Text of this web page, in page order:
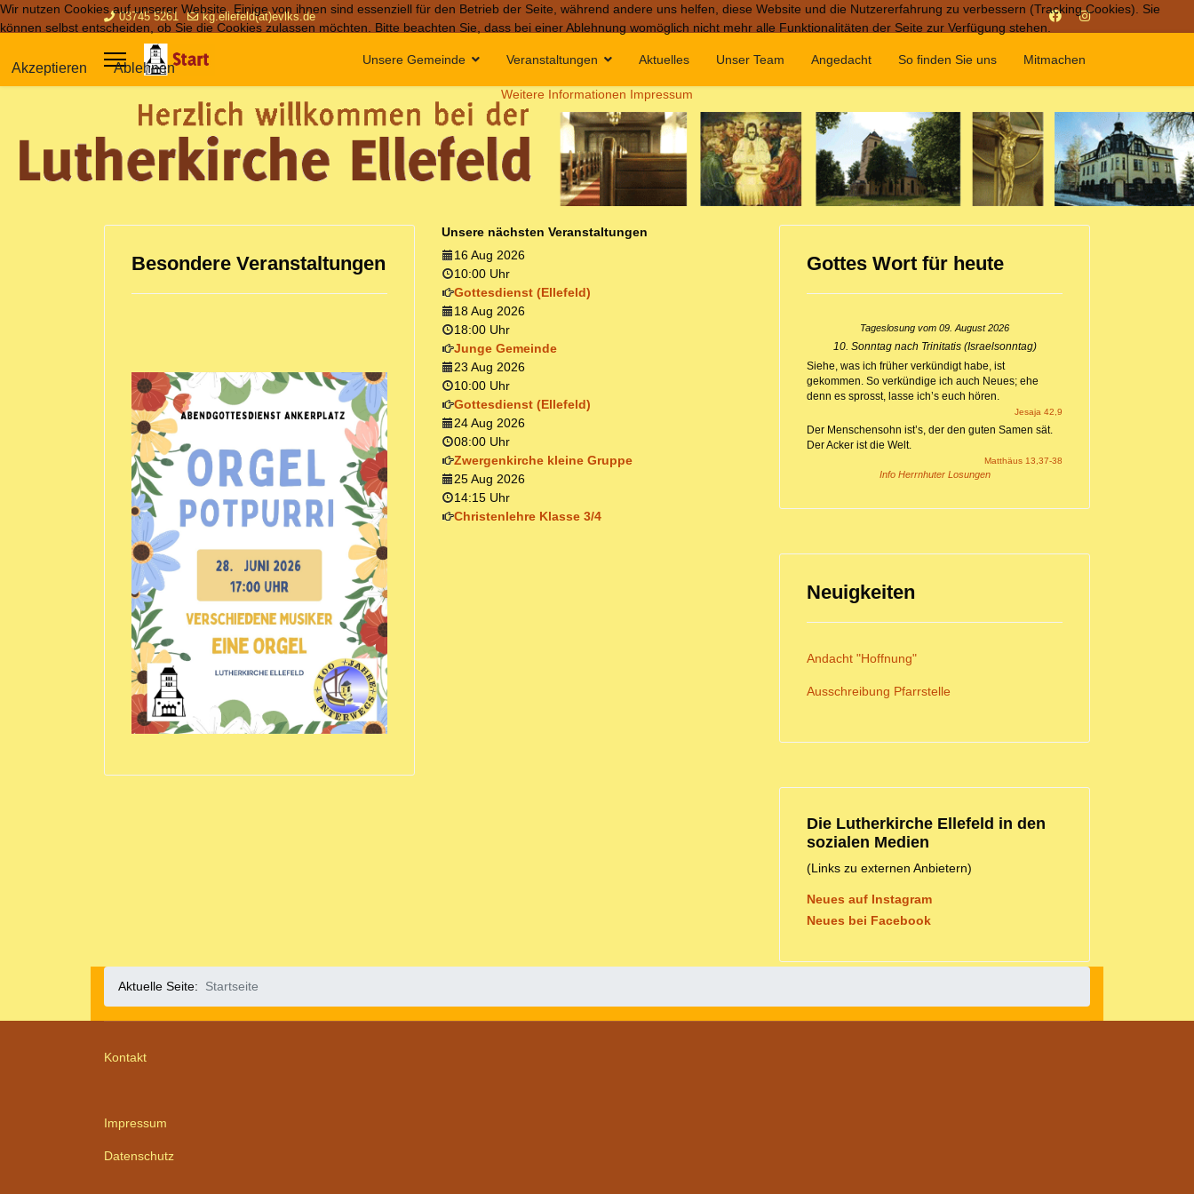
03745 5261 kg.ellefeld(at)evlks.de
Unsere Gemeinde Veranstaltungen Aktuelles Unser Team Angedacht So finden Sie uns Mitmachen
Besondere Veranstaltungen
Unsere nächsten Veranstaltungen
16 Aug 2026
10:00 Uhr
Gottesdienst (Ellefeld)
18 Aug 2026
18:00 Uhr
Junge Gemeinde
23 Aug 2026
10:00 Uhr
Gottesdienst (Ellefeld)
24 Aug 2026
08:00 Uhr
Zwergenkirche kleine Gruppe
25 Aug 2026
14:15 Uhr
Christenlehre Klasse 3/4
Gottes Wort für heute
Tageslosung vom 09. August 2026
10. Sonntag nach Trinitatis (Israelsonntag)
Siehe, was ich früher verkündigt habe, ist
gekommen. So verkündige ich auch Neues; ehe
denn es sprosst, lasse ich’s euch hören.
Jesaja 42,9
Der Menschensohn ist’s, der den guten Samen sät.
Der Acker ist die Welt.
Matthäus 13,37-38
Info Herrnhuter Losungen
Neuigkeiten
Andacht "Hoffnung"
Ausschreibung Pfarrstelle
Die Lutherkirche Ellefeld in den
sozialen Medien
(Links zu externen Anbietern)
Neues auf Instagram
Neues bei Facebook
Aktuelle Seite: Startseite
Kontakt
Impressum
Datenschutz
Wir nutzen Cookies auf unserer Website. Einige von ihnen sind essenziell für den Betrieb der Seite, während andere uns helfen, diese Website und die Nutzererfahrung zu verbessern (Tracking Cookies). Sie
können selbst entscheiden, ob Sie die Cookies zulassen möchten. Bitte beachten Sie, dass bei einer Ablehnung womöglich nicht mehr alle Funktionalitäten der Seite zur Verfügung stehen.
Akzeptieren Ablehnen
Weitere Informationen Impressum